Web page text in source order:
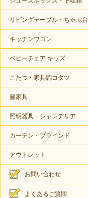
リビングテーブル・ちゃぶ台
キッチンワゴン
ベビーチェア キッズ
こたつ・家具調コタツ
籐家具
照明器具・シャンデリア
カーテン・ブラインド
アウトレット
お問い合わせ
よくあるご質問